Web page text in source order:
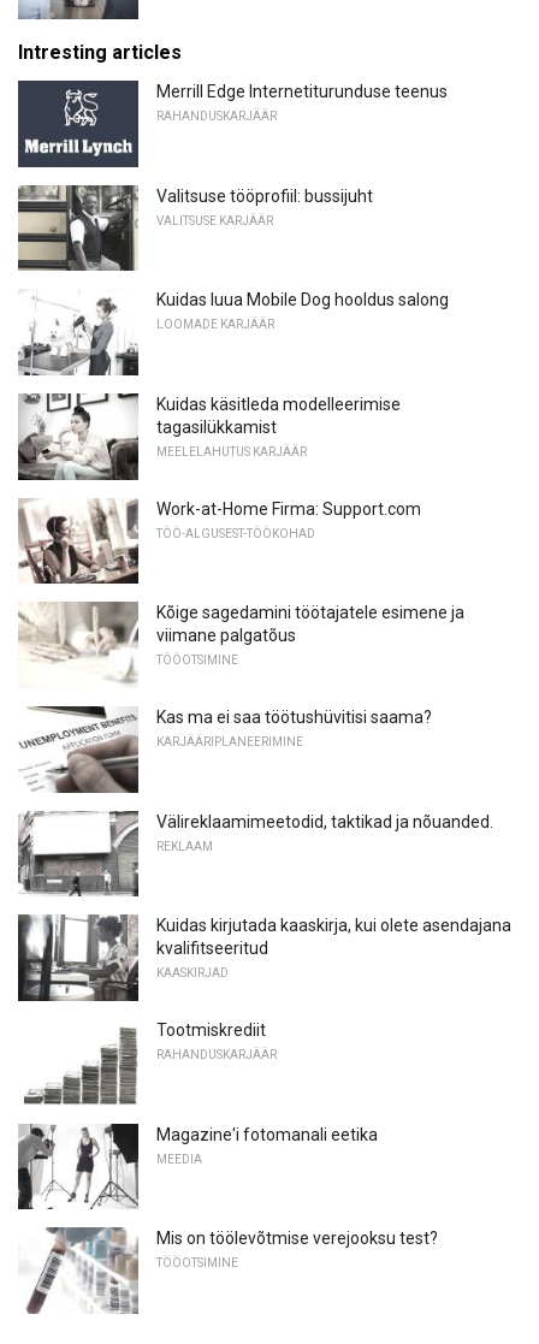
Intresting articles
Merrill Edge Internetiturunduse teenus
RAHANDUSKARJÄÄR
Valitsuse tööprofiil: bussijuht
VALITSUSE KARJÄÄR
Kuidas luua Mobile Dog hooldus salong
LOOMADE KARJÄÄR
Kuidas käsitleda modelleerimise
tagasilükkamist
MEELELAHUTUS KARJÄÄR
Work-at-Home Firma: Support.com
TÖÖ-ALGUSEST-TÖÖKOHAD
Kõige sagedamini töötajatele esimene ja
viimane palgatõus
TÖÖOTSIMINE
Kas ma ei saa töötushüvitisi saama?
KARJÄÄRIPLANEERIMINE
Välireklaamimeetodid, taktikad ja nõuanded.
REKLAAM
Kuidas kirjutada kaaskirja, kui olete asendajana
kvalifitseeritud
KAASKIRJAD
Tootmiskrediit
RAHANDUSKARJÄÄR
Magazine'i fotomanali eetika
MEEDIA
Mis on töölevõtmise verejooksu test?
TÖÖOTSIMINE